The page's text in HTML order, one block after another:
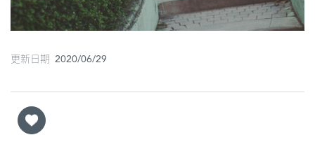
閣
廟
更新日期 2020/06/29